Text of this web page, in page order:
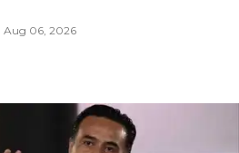
Aug 06, 2026